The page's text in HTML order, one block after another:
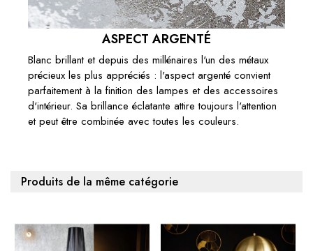
ASPECT ARGENTÉ
Blanc brillant et depuis des millénaires l'un des métaux
précieux les plus appréciés : l'aspect argenté convient
parfaitement à la finition des lampes et des accessoires
d'intérieur. Sa brillance éclatante attire toujours l'attention
et peut être combinée avec toutes les couleurs.
Produits de la même catégorie